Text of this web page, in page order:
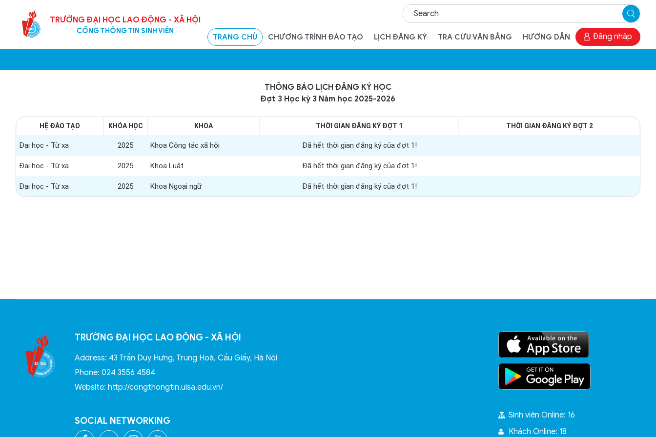
TRƯỜNG ĐẠI HỌC LAO ĐỘNG - XÃ HỘI
CỔNG THÔNG TIN SINH VIÊN
TRANG CHỦ CHƯƠNG TRÌNH ĐÀO TẠO LỊCH ĐĂNG KÝ TRA CỨU VĂN BẰNG HƯỚNG DẪN Đăng nhập
THÔNG BÁO LỊCH ĐĂNG KÝ HỌC
Đợt 3 Học kỳ 3 Năm học 2025-2026
HỆ ĐÀO TẠO KHÓA HỌC KHOA THỜI GIAN ĐĂNG KÝ ĐỢT 1 THỜI GIAN ĐĂNG KÝ ĐỢT 2
Đại học - Từ xa 2025 Khoa Công tác xã hội Đã hết thời gian đăng ký của đợt 1!
Đại học - Từ xa 2025 Khoa Luật Đã hết thời gian đăng ký của đợt 1!
Đại học - Từ xa 2025 Khoa Ngoại ngữ Đã hết thời gian đăng ký của đợt 1!
TRƯỜNG ĐẠI HỌC LAO ĐỘNG - XÃ HỘI
Address: 43 Trần Duy Hưng, Trung Hoà, Cầu Giấy, Hà Nội
Phone: 024 3556 4584
Website: http://congthongtin.ulsa.edu.vn/
SOCIAL NETWORKING
Sinh viên Online: 16
Khách Online: 18